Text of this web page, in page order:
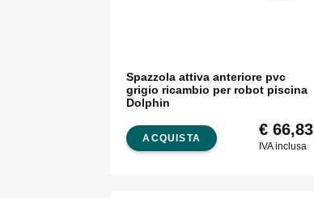
Spazzola attiva anteriore pvc
grigio ricambio per robot piscina
Dolphin
ACQUISTA €66,83
IVA inclusa